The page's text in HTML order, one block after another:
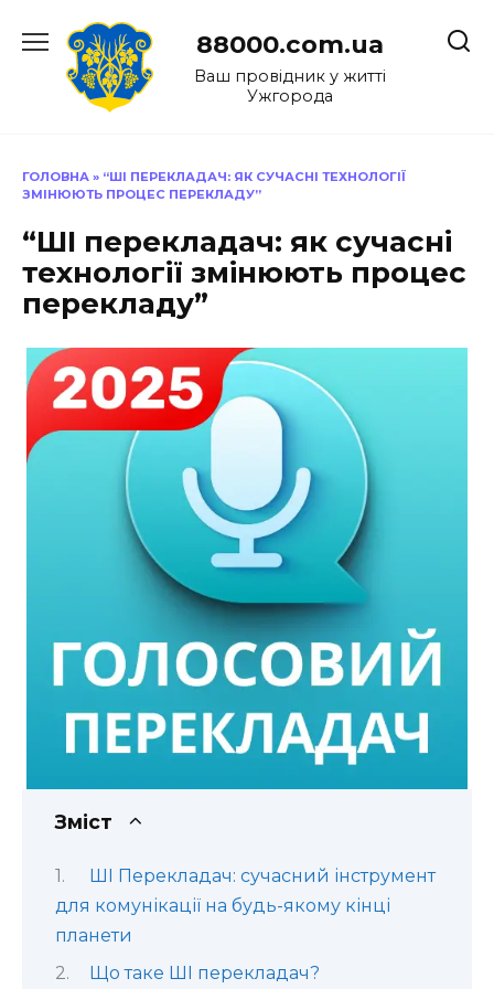
до
88000.com.ua
Ваш провідник у житті
Ужгорода
ГОЛОВНА » “ШІ ПЕРЕКЛАДАЧ: ЯК СУЧАСНІ ТЕХНОЛОГІЇ
ЗМІНЮЮТЬ ПРОЦЕС ПЕРЕКЛАДУ”
“ШІ перекладач: як сучасні
технології змінюють процес
перекладу”
Зміст
ШІ Перекладач: сучасний інструмент
для комунікації на будь-якому кінці
планети
Що таке ШІ перекладач?